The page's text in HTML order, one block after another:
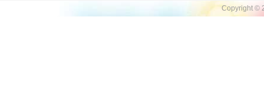
Copyright ©